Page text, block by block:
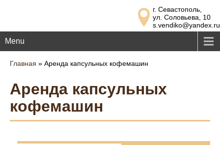
г. Севастополь,
ул. Соловьева, 10
s.vendiko@yandex.ru
Menu
Главная » Аренда капсульных кофемашин
Аренда капсульных
кофемашин